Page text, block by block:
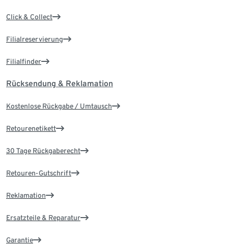
Click & Collect
Filialreservierung
Filialfinder
Rücksendung & Reklamation
Kostenlose Rückgabe / Umtausch
Retourenetikett
30 Tage Rückgaberecht
Retouren-Gutschrift
Reklamation
Ersatzteile & Reparatur
Garantie